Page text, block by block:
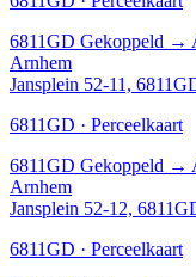
6811GD Gekoppeld →
Arnhem
Jansplein 52-11,
6811GD · Perceelkaart
6811GD Gekoppeld →
Arnhem
Jansplein 52-12,
6811GD · Perceelkaart